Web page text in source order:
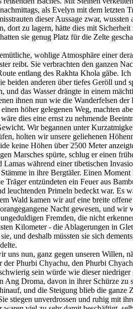
als Evelyn mit dem letzten
dieser Aussage zwar,
zu lagern, hätte dies mit
sie genug Platz für die Zelte
wohlige Atmosphäre einer
reibt. Sie verbrachten den ganzen
entlang des Rakhta Khola gäbe.
anderen über tiefes Geröll und
das Wasser drängte in einem
ihnen nun wie die Wanderfelsen
höher gelegenen Weg, machten
dies eine ernst zu nehmende
Wir begannen unter
holten wir unsere geliehenen
keine Höhen über 2500 Meter
Marsches spürte, schlug er einen
während einer tibetischen
in ihre Bergtäler. Einen
entzündeten ein Feuer aus
Primeln bedeckt war. Es
Wald kamen wir auf eine breite
Nacht gewesen, und wir
Fremden, die nicht
Kilometer - die Ablagerungen in
und deshalb müssten sie sich
nun, ganz gegen unseren Willen,
Phurbi Chyachu, den Phurbi
sein würde wie dieser
Droma, davon in ihrer Schürze
und die Steigung blieb die ganze
stiegen unverdrossen und ruhig mit